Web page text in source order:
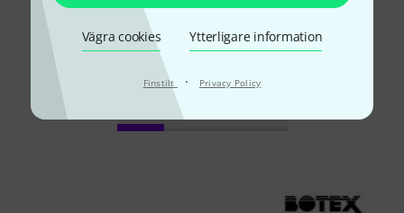
Vägra cookies Ytterligare information
Finstilt · Privacy Policy
Visste du?
Nedladdningar